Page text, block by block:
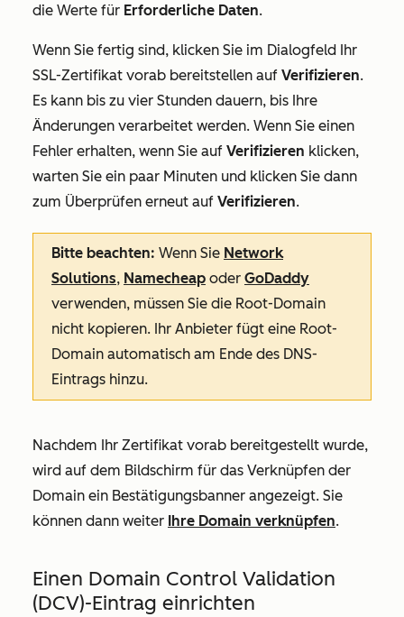
die Werte für Erforderliche Daten.
Wenn Sie fertig sind, klicken Sie im Dialogfeld
Ihr
SSL-Zertifikat vorab bereitstellen auf Verifizieren.
Es kann bis zu vier Stunden dauern, bis Ihre
Änderungen verarbeitet werden. Wenn Sie einen
Fehler erhalten, wenn Sie auf Verifizieren klicken,
warten Sie ein paar Minuten und klicken Sie dann
zum Überprüfen erneut auf Verifizieren.
Bitte beachten: Wenn Sie Network
Solutions, Namecheap oder GoDaddy
verwenden, müssen Sie die Root-Domain
nicht kopieren. Ihr Anbieter fügt eine Root-
Domain automatisch am Ende des DNS-
Eintrags hinzu.
Nachdem Ihr Zertifikat vorab bereitgestellt wurde,
wird auf dem Bildschirm für das Verknüpfen der
Domain ein Bestätigungsbanner angezeigt. Sie
können dann weiter Ihre Domain verknüpfen.
Einen Domain Control Validation
(DCV)-Eintrag einrichten